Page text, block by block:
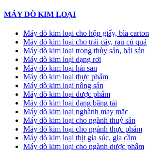
MÁY DÒ KIM LOẠI
Máy dò kim loại cho hộp giấy, bìa carton
Máy dò kim loại cho trái cây, rau củ quả
Máy dò kim loại trong thủy sản, hải sản
Máy dò kim loại dạng rơi
Máy dò kim loại hải sản
Máy dò kim loại thực phẩm
Máy dò kim loại nông sản
Máy dò kim loại dược phẩm
Máy dò kim loại dạng băng tải
Máy dò kim loại nghành may mặc
Máy dò kim loại cho ngành thuỷ sản
Máy dò kim loại cho ngành thực phẩm
Máy dò kim loại thịt gia súc, gia cầm
Máy dò kim loại cho ngành dược phẩm